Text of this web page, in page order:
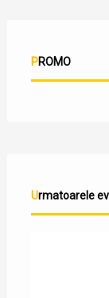
PROMO
Urmatoarele